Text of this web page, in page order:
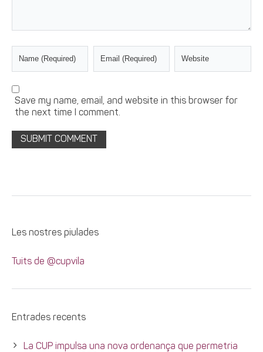
Save my name, email, and website in this browser for
the next time I comment.
Les nostres piulades
Tuits de @cupvila
Entrades recents
La CUP impulsa una nova ordenança que permetria